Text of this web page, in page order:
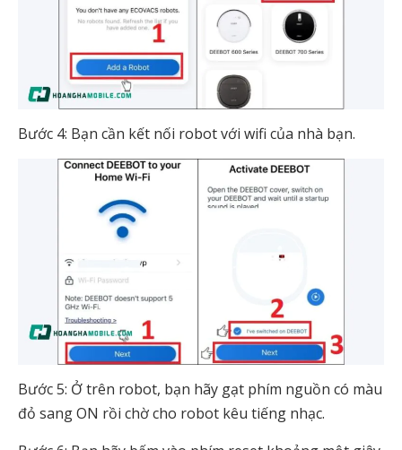
Bước 4: Bạn cần kết nối robot với wifi của nhà bạn.
Bước 5: Ở trên robot, bạn hãy gạt phím nguồn có màu
đỏ sang ON rồi chờ cho robot kêu tiếng nhạc.